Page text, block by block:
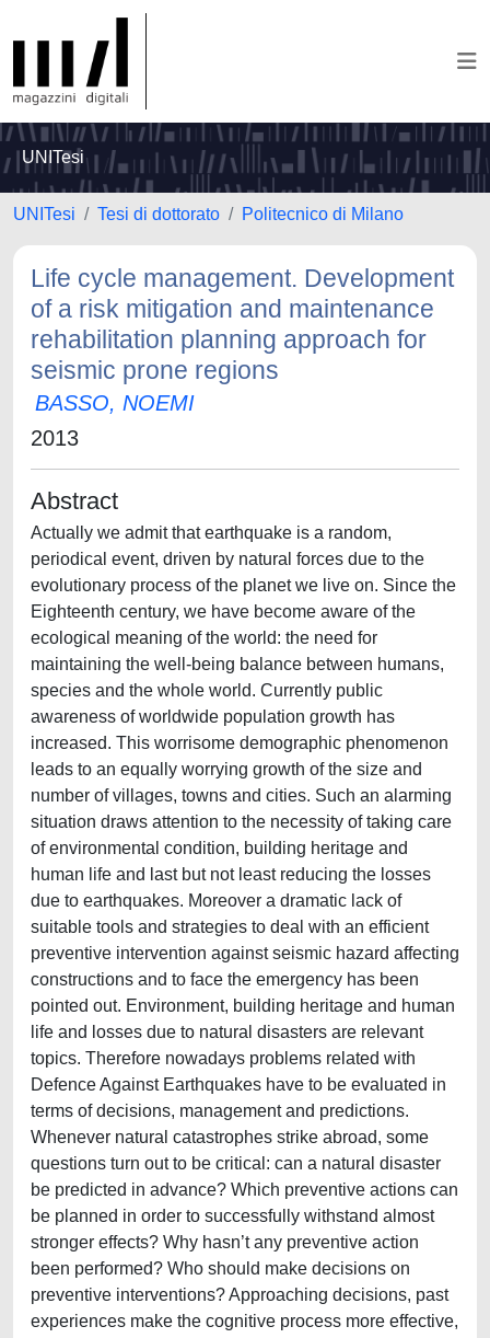
UNITesi
UNITesi Tesi di dottorato Politecnico di Milano
Life cycle management. Development
of a risk mitigation and maintenance
rehabilitation planning approach for
seismic prone regions
BASSO, NOEMI
2013
Abstract
Actually we admit that earthquake is a random,
periodical event, driven by natural forces due to the
evolutionary process of the planet we live on. Since the
Eighteenth century, we have become aware of the
ecological meaning of the world: the need for
maintaining the well-being balance between humans,
species and the whole world. Currently public
awareness of worldwide population growth has
increased. This worrisome demographic phenomenon
leads to an equally worrying growth of the size and
number of villages, towns and cities. Such an alarming
situation draws attention to the necessity of taking care
of environmental condition, building heritage and
human life and last but not least reducing the losses
due to earthquakes. Moreover a dramatic lack of
suitable tools and strategies to deal with an efficient
preventive intervention against seismic hazard affecting
constructions and to face the emergency has been
pointed out. Environment, building heritage and human
life and losses due to natural disasters are relevant
topics. Therefore nowadays problems related with
Defence Against Earthquakes have to be evaluated in
terms of decisions, management and predictions.
Whenever natural catastrophes strike abroad, some
questions turn out to be critical: can a natural disaster
be predicted in advance? Which preventive actions can
be planned in order to successfully withstand almost
stronger effects? Why hasn’t any preventive action
been performed? Who should make decisions on
preventive interventions? Approaching decisions, past
experiences make the cognitive process more effective,